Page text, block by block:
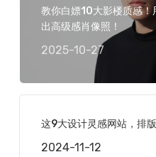
教你白嫖10大影楼质感
出高级感肖像照！
2025-10-27
这9大设计灵感网站，排
2024-11-12